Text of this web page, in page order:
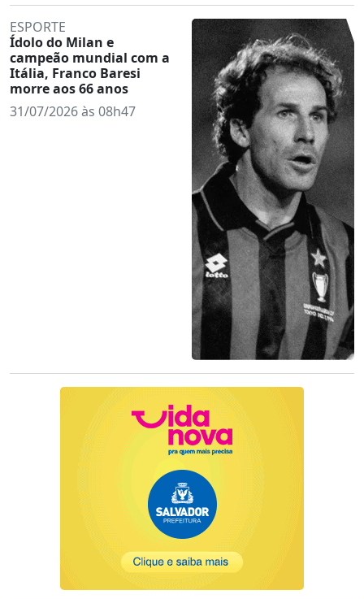
ESPORTE
Ídolo do Milan e
campeão mundial com a
Itália, Franco Baresi
morre aos 66 anos
31/07/2026 às 08h47